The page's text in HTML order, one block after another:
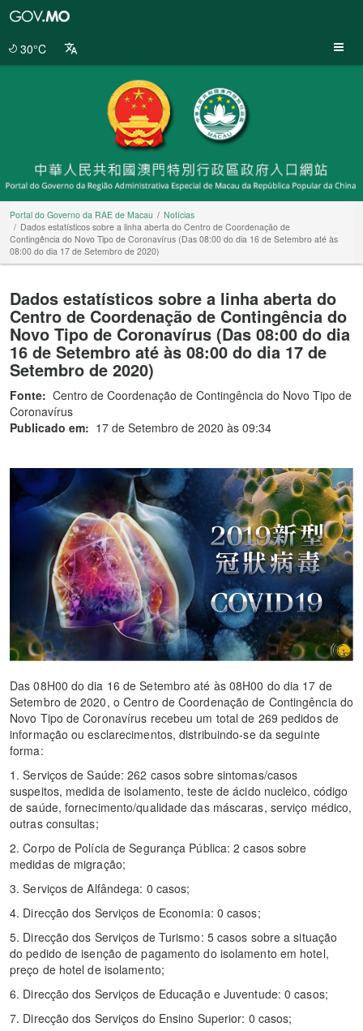
30°C
Portal do Governo da RAE de Macau
Notícias
Dados estatísticos sobre a linha aberta do Centro de Coordenação de
Contingência do Novo Tipo de Coronavírus (Das 08:00 do dia 16 de Setembro até às
08:00 do dia 17 de Setembro de 2020)
Dados estatísticos sobre a linha aberta do
Centro de Coordenação de Contingência do
Novo Tipo de Coronavírus (Das 08:00 do dia
16 de Setembro até às 08:00 do dia 17 de
Setembro de 2020)
Fonte: Centro de Coordenação de Contingência do Novo Tipo de
Coronavírus
Publicado em: 17 de Setembro de 2020 às 09:34
Das 08H00 do dia 16 de Setembro até às 08H00 do dia 17 de
Setembro de 2020, o Centro de Coordenação de Contingência do
Novo Tipo de Coronavírus recebeu um total de 269 pedidos de
informação ou esclarecimentos, distribuindo-se da seguinte
forma:
1. Serviços de Saúde: 262 casos sobre sintomas/casos
suspeitos, medida de isolamento, teste de ácido nucleico, código
de saúde, fornecimento/qualidade das máscaras, serviço médico,
outras consultas;
2. Corpo de Polícia de Segurança Pública: 2 casos sobre
medidas de migração;
3. Serviços de Alfândega: 0 casos;
4. Direcção dos Serviços de Economia: 0 casos;
5. Direcção dos Serviços de Turismo: 5 casos sobre a situação
do pedido de isenção de pagamento do isolamento em hotel,
preço de hotel de isolamento;
6. Direcção dos Serviços de Educação e Juventude: 0 casos;
7. Direcção dos Serviços do Ensino Superior: 0 casos;